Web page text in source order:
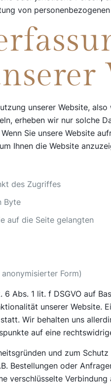
von
unserer Website,
erheben wir nur solche
Sie unsere Website
Ihnen die Website
des Zugriffes
Byte
auf die Seite gelangten
Form)
Abs. 1 lit. f DSGVO auf
unserer Website.
Wir behalten uns
auf eine
und zum
Bestellungen oder
verschlüsselte